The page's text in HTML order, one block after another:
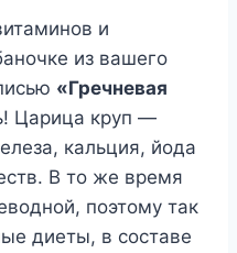
и
из вашего
«Гречневая
Царица круп —
кальция, йода
В то же время
поэтому так
диеты, в составе